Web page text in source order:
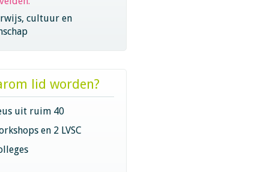
cultuur en
lid worden?
uit ruim 40
en 2 LVSC